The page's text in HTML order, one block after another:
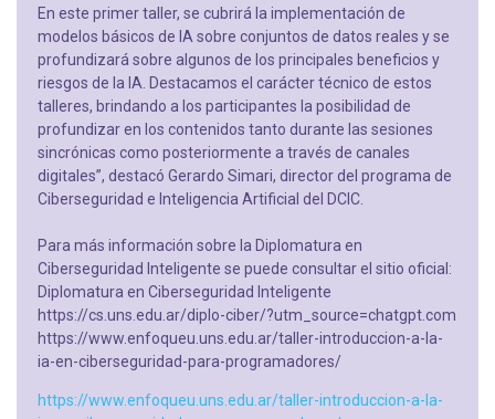
En este primer taller, se cubrirá la implementación de
modelos básicos de IA sobre conjuntos de datos reales y se
profundizará sobre algunos de los principales beneficios y
riesgos de la IA. Destacamos el carácter técnico de estos
talleres, brindando a los participantes la posibilidad de
profundizar en los contenidos tanto durante las sesiones
sincrónicas como posteriormente a través de canales
digitales”, destacó Gerardo Simari, director del programa de
Ciberseguridad e Inteligencia Artificial del DCIC.
Para más información sobre la Diplomatura en
Ciberseguridad Inteligente se puede consultar el sitio oficial:
Diplomatura en Ciberseguridad Inteligente
https://cs.uns.edu.ar/diplo-ciber/?utm_source=chatgpt.com
https://www.enfoqueu.uns.edu.ar/taller-introduccion-a-la-
ia-en-ciberseguridad-para-programadores/
https://www.enfoqueu.uns.edu.ar/taller-introduccion-a-la-